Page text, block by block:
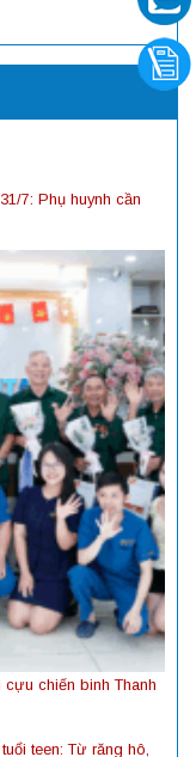
7: Phụ huynh cần
chiến binh Thanh
teen: Từ răng hô,